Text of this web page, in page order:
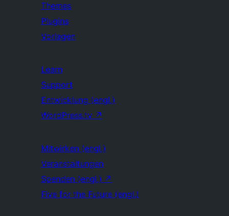
Themes
Plugins
Vorlagen
Learn
Support
Entwicklung (engl.)
WordPress.tv ↗
Mitwirken (engl.)
Veranstaltungen
Spenden (engl.) ↗
Five for the Future (engl.)